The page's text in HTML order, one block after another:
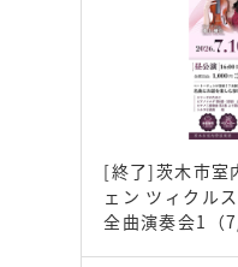
[終了]茨木市室
ェン ツィクル
全曲演奏会1（